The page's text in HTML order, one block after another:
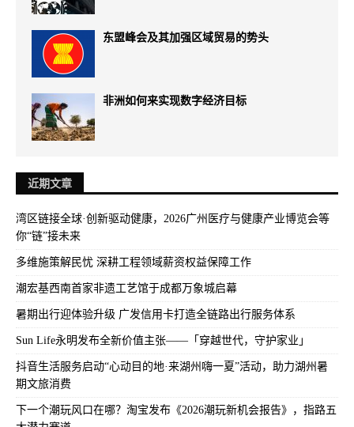
东盟峰会及其加强区域贸易的势头
非洲如何来实现数字经济目标
近期文章
湾区链接全球·创新驱动健康，2026广州医疗与健康产业博览会等
你“链”接未来
多维施策解民忧 深耕工程领域薪资权益保障工作
潮宏基西南首家非遗工艺馆于成都万象城启幕
暑期出行迎体验升级 广发信用卡打造全链路出行服务体系
Sun Life永明发布全新价值主张——「穿越世代，守护家业」
抖音生活服务启动“心动目的地·来湖州嗨一夏”活动，助力湖州暑
期文旅消费
下一个潮玩风口在哪？淘宝发布《2026潮玩新机会报告》，指路五